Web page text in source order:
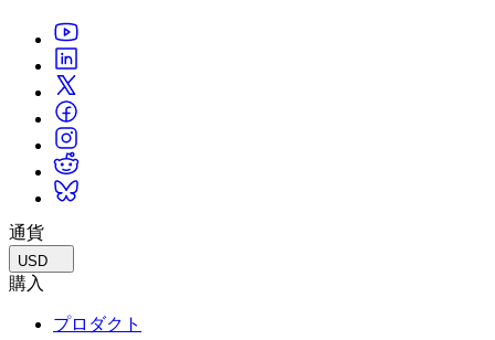
通貨
USD
購入
プロダクト